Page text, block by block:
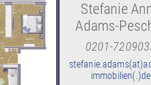
Stefanie
Adams-
0201-
immobilien(.)de